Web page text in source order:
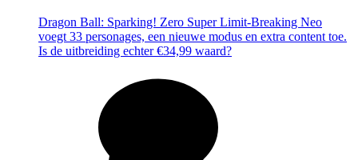
Dragon Ball: Sparking! Zero Super Limit-Breaking Neo
voegt 33 personages, een nieuwe modus en extra content toe.
Is de uitbreiding echter €34,99 waard?